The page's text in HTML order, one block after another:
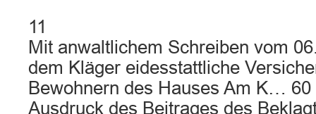
11
Mit anwaltlichem Schreiben vom
dem Kläger eidesstattliche
Bewohnern des Hauses Am K…
Ausdruck des Beitrages des